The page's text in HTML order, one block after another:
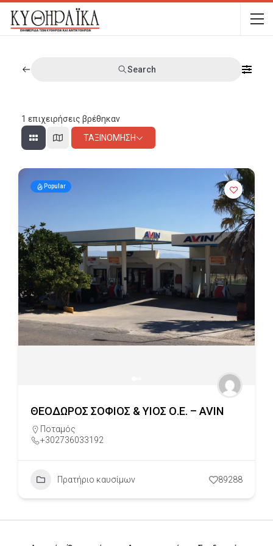
Search
1 επιχειρήσεις βρέθηκαν
ΤΑΞΙΝΌΜΗΣΗ
Popular
ΘΕΟΔΩΡΟΣ ΣΟΦΙΟΣ & ΥΙΟΣ Ο.Ε. – AVIN
Ποταμός
+302736033192
Πρατήριο καυσίμων 89288